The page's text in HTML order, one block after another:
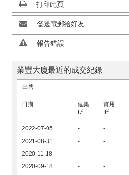
打印此頁
發送電郵給好友
報告錯誤
業豐大廈最近的成交紀錄
出售
日期
建築
ft2
實用
ft2
2022-07-05 - -
2021-08-31
- -
2020-11-18
- -
2020-09-18
- -